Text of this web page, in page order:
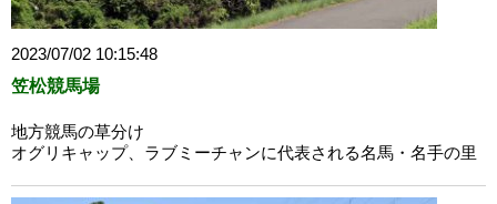
2023/07/02 10:15:48
笠松競馬場
地方競馬の草分け
オグリキャップ、ラブミーチャンに代表される名馬・名手の里